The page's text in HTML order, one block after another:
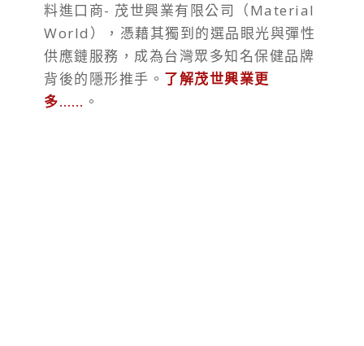
料進口商- 茂世興業有限公司（Material
World），憑藉其獨到的選品眼光與彈性
供應鏈服務，成為台灣眾多知名保健品牌
背後的隱形推手。 了解茂世興業更
多…… 。